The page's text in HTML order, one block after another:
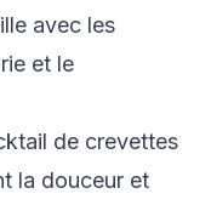
avec les
et le
de crevettes
la douceur et